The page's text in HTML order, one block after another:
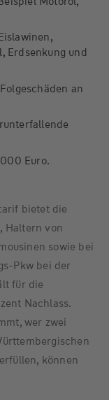
Erdsenkung und
an
Euro.
bietet die
Haltern von
sowie bei
Pkw bei der
für die
Nachlass.
wer zwei
können